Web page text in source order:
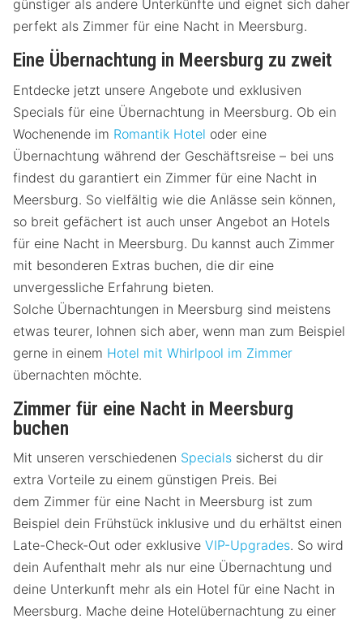
günstiger als andere Unterkünfte und eignet sich daher
perfekt als Zimmer für eine Nacht in Meersburg.
Eine Übernachtung in Meersburg zu zweit
Entdecke jetzt unsere Angebote und exklusiven
Specials für eine Übernachtung in Meersburg. Ob ein
Wochenende im Romantik Hotel oder eine
Übernachtung während der Geschäftsreise – bei uns
findest du garantiert ein Zimmer für eine Nacht in
Meersburg. So vielfältig wie die Anlässe sein können,
so breit gefächert ist auch unser Angebot an Hotels
für eine Nacht in Meersburg. Du kannst auch Zimmer
mit besonderen Extras buchen, die dir eine
unvergessliche Erfahrung bieten.
Solche Übernachtungen in Meersburg sind meistens
etwas teurer, lohnen sich aber, wenn man zum Beispiel
gerne in einem Hotel mit Whirlpool im Zimmer
übernachten möchte.
Zimmer für eine Nacht in Meersburg
buchen
Mit unseren verschiedenen Specials sicherst du dir
extra Vorteile zu einem günstigen Preis. Bei
dem Zimmer für eine Nacht in Meersburg ist zum
Beispiel dein Frühstück inklusive und du erhältst einen
Late-Check-Out oder exklusive VIP-Upgrades. So wird
dein Aufenthalt mehr als nur eine Übernachtung und
deine Unterkunft mehr als ein Hotel für eine Nacht in
Meersburg. Mache deine Hotelübernachtung zu einer